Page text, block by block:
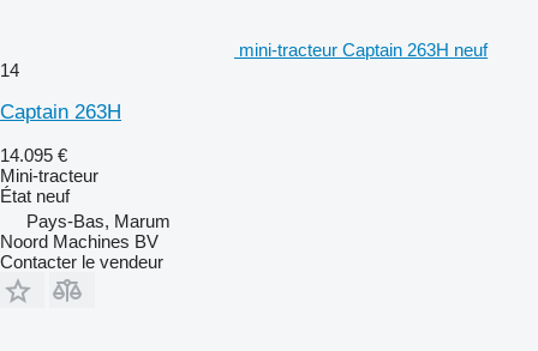
mini-tracteur Captain 263H neuf
14
Captain 263H
14.095 €
Mini-tracteur
État neuf
Pays-Bas, Marum
Noord Machines BV
Contacter le vendeur